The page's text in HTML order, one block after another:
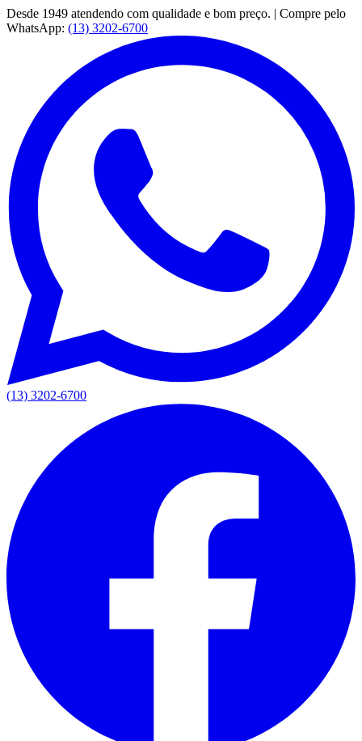
Desde 1949 atendendo com qualidade e bom preço. | Compre pelo
WhatsApp: (13) 3202-6700
(13) 3202-6700